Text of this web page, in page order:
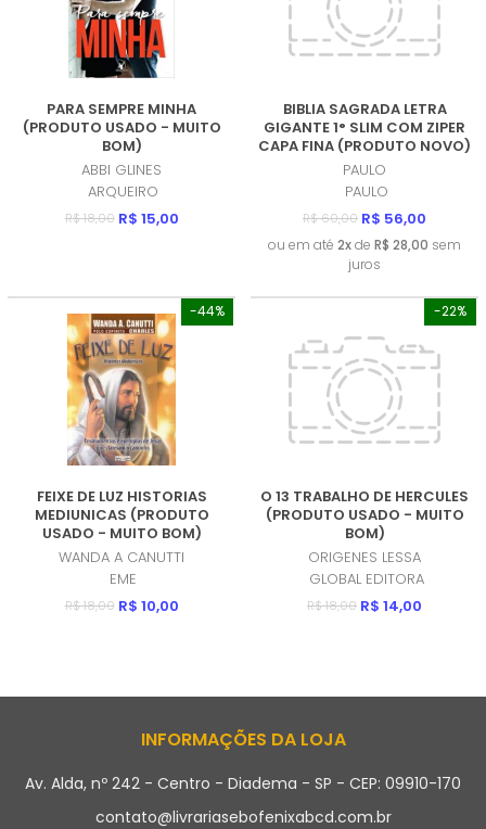
PARA SEMPRE MINHA
(PRODUTO USADO - MUITO
BOM)
ABBI GLINES
ARQUEIRO
R$ 18,00 R$ 15,00
BIBLIA SAGRADA LETRA
GIGANTE 1° SLIM COM ZIPER
CAPA FINA (PRODUTO NOVO)
PAULO
PAULO
R$ 60,00 R$ 56,00
ou em até 2xde R$ 28,00 sem
juros
-44%
FEIXE DE LUZ HISTORIAS
MEDIUNICAS (PRODUTO
USADO - MUITO BOM)
WANDA A CANUTTI
EME
R$ 18,00 R$ 10,00
-22%
O 13 TRABALHO DE HERCULES
(PRODUTO USADO - MUITO
BOM)
ORIGENES LESSA
GLOBAL EDITORA
R$ 18,00 R$ 14,00
INFORMAÇÕES DA LOJA
Av. Alda, nº 242 - Centro - Diadema - SP - CEP: 09910-170
contato@livrariasebofenixabcd.com.br